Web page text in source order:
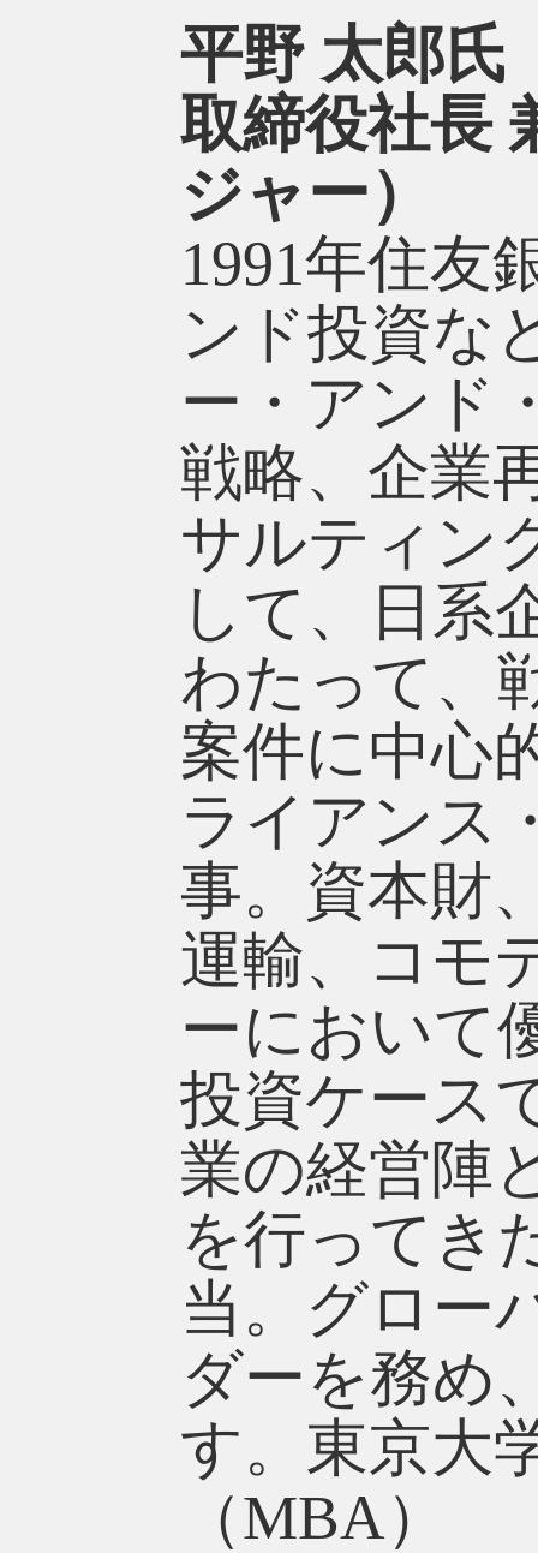
平野 太郎氏
取締役社長
ジャー）
1991年住友
ンド投資な
ー・アンド
戦略、企業
サルティン
して、日系
わたって、
案件に中心
ライアンス
事。資本財
運輸、コモ
ーにおいて
投資ケース
業の経営陣
を行ってき
当。グロー
ダーを務め
す。東京大
（MBA）